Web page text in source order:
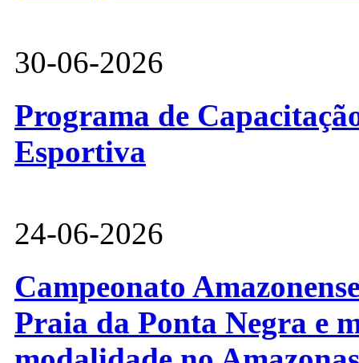
30-06-2026
Programa de
Esportiva
24-06-2026
Campeonato
Praia da Ponta Negra e